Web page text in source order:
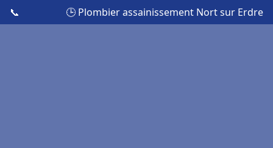
📞 🕒 Plombier assainissement Nort sur Erdre